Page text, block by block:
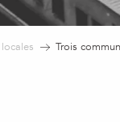
Trois